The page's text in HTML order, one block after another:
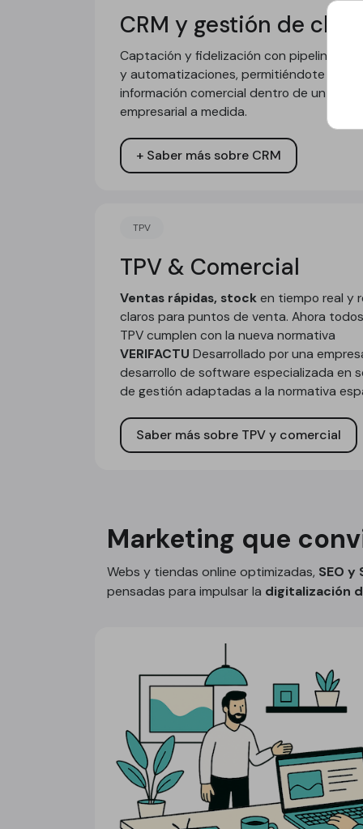
CRM y gestión de
Captación y fidelización con pipelines
y automatizaciones, permitiéndote
información comercial dentro de un
empresarial a medida.
+ Saber más sobre CRM
TPV
TPV & Comercial
Ventas rápidas, stocken tiempo real y
claros para puntos de venta. Ahora
TPV cumplen con la nueva normativa
VERIFACTU Desarrollado por una
desarrollo de software especializada en
de gestión adaptadas a la normativa
Saber más sobre TPV y comercial
Marketing que
Webs y tiendas online optimizadas, SEO y
pensadas para impulsar la digitalización